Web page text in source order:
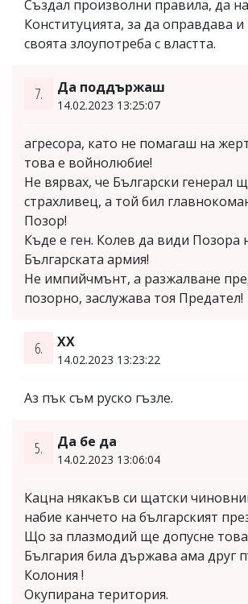
Създал произволни правила, да
Конституцията, за да оправдава
своята злоупотреба с властта.
7. Да поддържаш
14.02.2023 13:25:07
агресора, като не помагаш на
това е войнолюбие!
Не вярвах, че Български генерал
страхливец, а той бил
Позор!
Къде е ген. Колев да види Позора
Българската армия!
Не импийчмънт, а разжалване
позорно, заслужава тоя Предател!
6. ХХ
14.02.2023 13:23:22
Аз пък съм руско гъзле.
5. Да бе да
14.02.2023 13:06:04
Кацна някакъв си щатски
набие канчето на българският
Що за плазмодий ще допусне това
България била държава ама друг
Колония !
Окупирана територия.